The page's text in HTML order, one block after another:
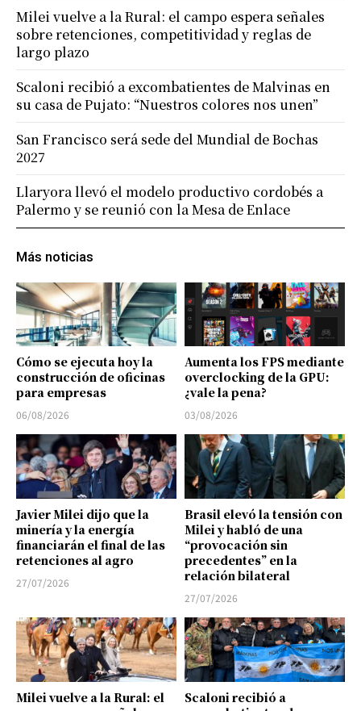
Más noticias
Cómo se ejecuta hoy la
construcción de oficinas
para empresas
06/08/2026
Aumenta los FPS mediante
overclocking de la GPU:
¿vale la pena?
03/08/2026
Javier Milei dijo que la
minería y la energía
financiarán el final de las
retenciones al agro
27/07/2026
Brasil elevó la tensión con
Milei y habló de una
“provocación sin
precedentes” en la
relación bilateral
27/07/2026
Milei vuelve a la Rural: el
Scaloni recibió a
Milei vuelve a la Rural: el campo espera señales
sobre retenciones, competitividad y reglas de
largo plazo
Scaloni recibió a excombatientes de Malvinas en
su casa de Pujato: “Nuestros colores nos unen”
San Francisco será sede del Mundial de Bochas
2027
Llaryora llevó el modelo productivo cordobés a
Palermo y se reunió con la Mesa de Enlace